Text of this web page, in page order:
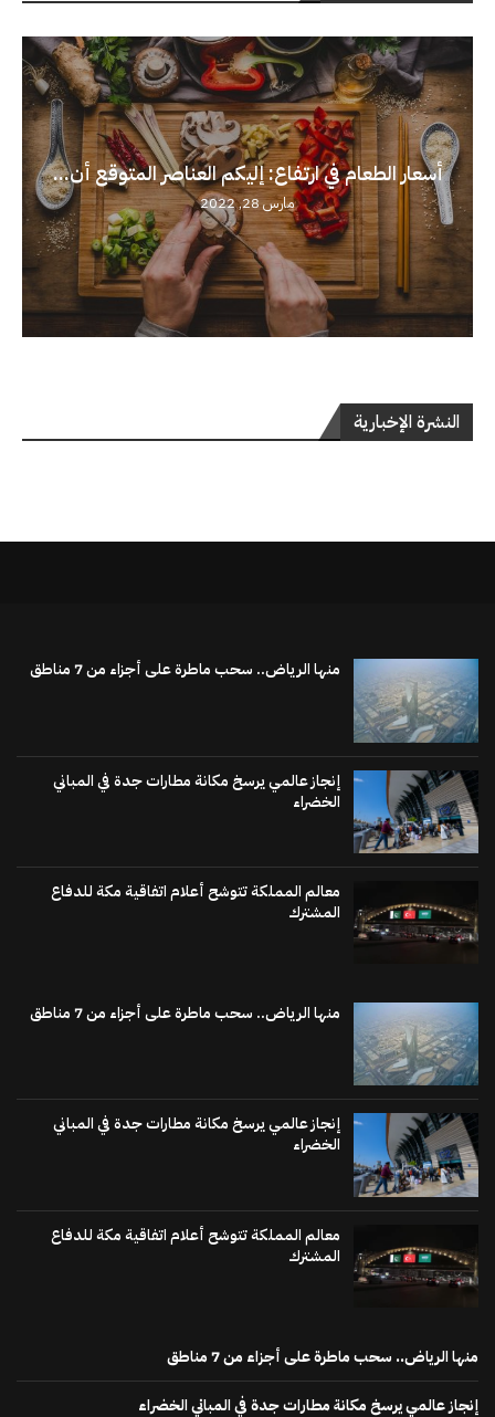
أسعار الطعام في ارتفاع: إليكم العناصر المتوقع أن...
مارس 28, 2022
النشرة الإخبارية
منها الرياض.. سحب ماطرة على أجزاء من 7 مناطق
إنجاز عالمي يرسخ مكانة مطارات جدة في المباني
الخضراء
معالم المملكة تتوشح أعلام اتفاقية مكة للدفاع
المشترك
منها الرياض.. سحب ماطرة على أجزاء من 7 مناطق
إنجاز عالمي يرسخ مكانة مطارات جدة في المباني
الخضراء
معالم المملكة تتوشح أعلام اتفاقية مكة للدفاع
المشترك
منها الرياض.. سحب ماطرة على أجزاء من 7 مناطق
إنجاز عالمي يرسخ مكانة مطارات جدة في المباني الخضراء